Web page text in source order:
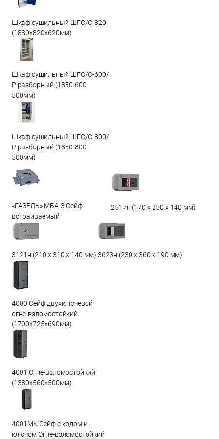
Шкаф сушильный ШГС/C-820
(1880x820x620мм)
Шкаф сушильный ШГС/С-600/
Р разборный (1850-600-
500мм)
Шкаф сушильный ШГС/С-800/
Р разборный (1850-800-
500мм)
«ГАЗЕЛЬ» МБА-3 Сейф
встраиваемый
2517н (170 х 250 х 140 мм)
3121н (210 х 310 х 140 мм) 3623н (230 х 360 х 190 мм)
4000 Сейф двухключевой
огне-взломостойкий
(1700х725х690мм)
4001 Огне-взломостойкий
(1380х560х500мм)
4001МК Сейф с кодом и
ключом Огне-взломостойкий